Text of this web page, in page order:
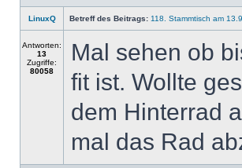
LinuxQ Betreff des Beitrags: 118. Stammtisch am 13.9.
Antworten:
13
Zugriffe:
80058
Mal sehen ob
fit ist. Wollte
dem Hinterrad
mal das Rad